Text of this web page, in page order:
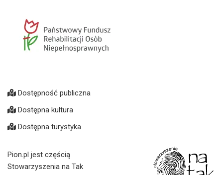
Dostępność publiczna
Dostępna kultura
Dostępna turystyka
Pion.pl jest częścią
Stowarzyszenia na Tak